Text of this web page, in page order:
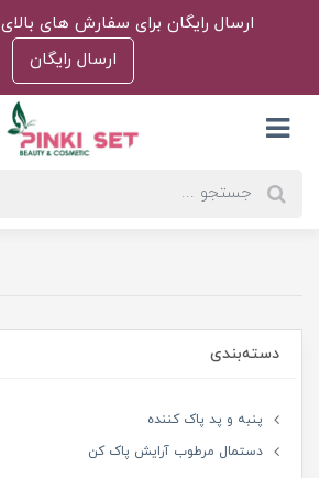
ارسال رایگان برای سفارش های بالای 1.000.000 تومان
ارسال رایگان
دسته‌بندی
پنبه و پد پاک کننده
دستمال مرطوب آرایش پاک کن